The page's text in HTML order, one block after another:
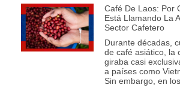
Café De Laos: Por
Está Llamando La
Sector Cafetero
Durante décadas,
de café asiático, la
giraba casi
a países como
Sin embargo, en los